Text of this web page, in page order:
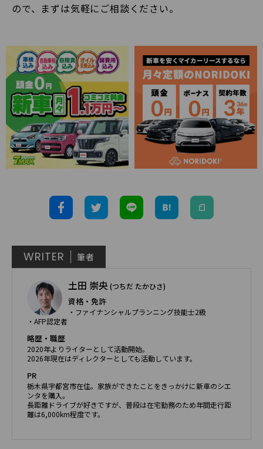
ので、まずは気軽にご相談ください。
WRITER 筆者
土田 崇央(つちだ たかひさ)
資格・免許
・ファイナンシャルプランニング技能士2級
・AFP認定者
略歴・職歴
2020年よりライターとして活動開始。
2026年現在はディレクターとしても活動しています。
PR
栃木県宇都宮市在住。家族ができたことをきっかけに新車のシエ
ンタを購入。
長距離ドライブが好きですが、普段は在宅勤務のため年間走行距
離は6,000km程度です。